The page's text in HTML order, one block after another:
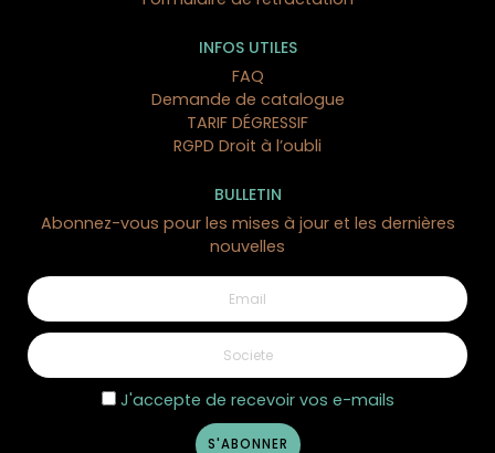
INFOS UTILES
FAQ
Demande de catalogue
TARIF DÉGRESSIF
RGPD Droit à l’oubli
BULLETIN
Abonnez-vous pour les mises à jour et les dernières
nouvelles
J'accepte de recevoir vos e-mails